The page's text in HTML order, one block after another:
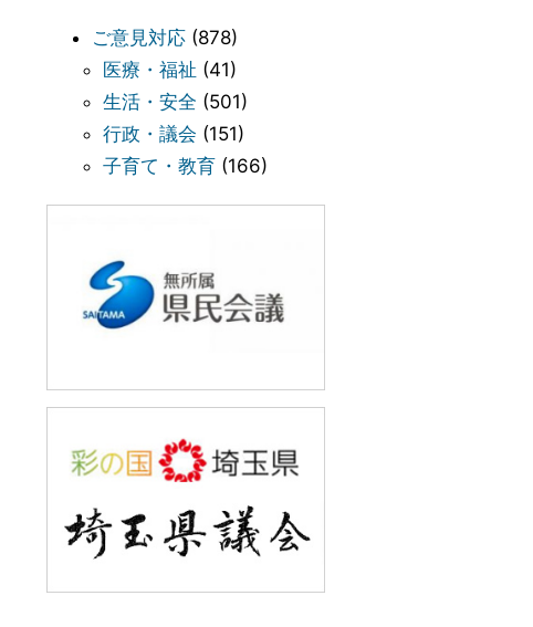
ご意見対応 (878)
医療・福祉 (41)
生活・安全 (501)
行政・議会 (151)
子育て・教育 (166)